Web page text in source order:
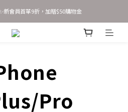
新會員首單9折，加贈$50購物金
新會員首單9折，加贈$50購物金
JOINSASABELLA 享首單9折優惠！
會員首單9折，加贈$50購物金
Pro